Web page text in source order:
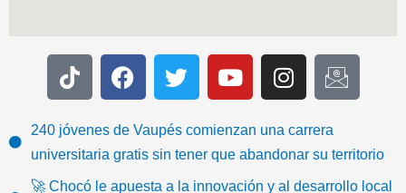
T
i
t
o
k
F
a
e
b
o
T
w
t
t
e
Y
o
t
u
b
I
n
t
a
g
I
c
-
e
240 jóvenes de Vaupés comienzan una carrera
universitaria gratis sin tener que abandonar su territorio
🚀 Chocó le apuesta a la innovación y al desarrollo local